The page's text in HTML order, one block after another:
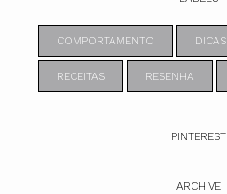
COMPORTAMENTO DICAS
RECEITAS RESENHA
PINTEREST
ARCHIVE